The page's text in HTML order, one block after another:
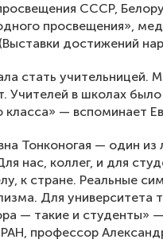
СССР,
просвещения»,
достижений
стать учительницей.
Учителей в школах
класса» — вспоминает
Тонконогая — один
нас, коллег, и для
к стране. Реальные
Для университета
— такие и студенты»
профессор